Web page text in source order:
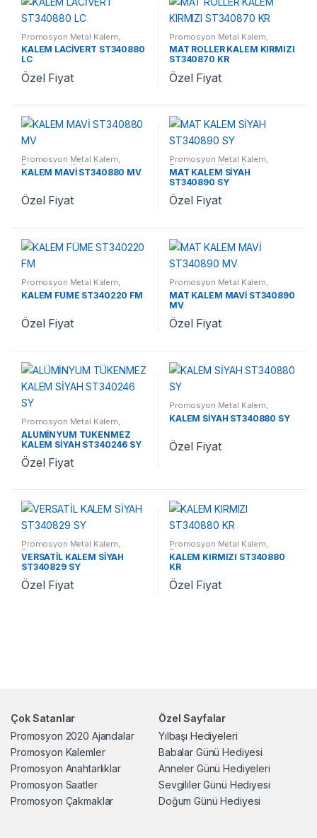
Promosyon Metal Kalem
Promosyon Kalemler
KALEM LACİVERT ST340880
LC
Özel Fiyat
Promosyon Metal Kalem
Promosyon Kalemler
MAT ROLLER KALEM KIRMIZI
ST340870 KR
Özel Fiyat
Promosyon Metal Kalem,
Promosyon Kalemler
KALEM MAVİ ST340880 MV
Özel Fiyat
Promosyon Metal Kalem,
Promosyon Kalemler
MAT KALEM SİYAH
ST340890 SY
Özel Fiyat
Promosyon Metal Kalem,
Promosyon Kalemler
KALEM FÜME ST340220 FM
Özel Fiyat
Promosyon Metal Kalem,
Promosyon Kalemler
MAT KALEM MAVİ ST340890
MV
Özel Fiyat
Promosyon Metal Kalem
Promosyon Kalemler
ALÜMİNYUM TÜKENMEZ
KALEM SİYAH ST340246 SY
Özel Fiyat
Promosyon Metal Kalem
Promosyon Kalemler
KALEM SİYAH ST340880 SY
Özel Fiyat
Promosyon Metal Kalem,
Promosyon Kalemler
VERSATİL KALEM SİYAH
ST340829 SY
Özel Fiyat
Promosyon Metal Kalem,
Promosyon Kalemler
KALEM KIRMIZI ST340880
KR
Özel Fiyat
Çok Satanlar
Promosyon 2020 Ajandalar
Promosyon Kalemler
Promosyon Anahtarlıklar
Promosyon Saatler
Promosyon Çakmaklar
Özel Sayfalar
Yılbaşı Hediyeleri
Babalar Günü Hediyesi
Anneler Günü Hediyeleri
Sevgililer Günü Hediyesi
Doğum Günü Hediyesi